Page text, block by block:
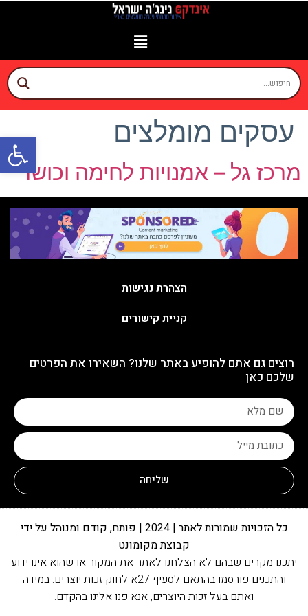
עסקים מומלצים
מרכז גל – אמנויות לחימה וכושר
הצהרת נגישות
קניית קישורים
רוצים גם אתם להופיע באתר שלנו? השאירו את הפרטים
שלכם כאן
שליחה
כל הזכויות שמורות לאתר | 2024 | פותח, קודם ומנוהל על ידי
קבוצת מקומונט
יתכנו מקרים שבהם לא הצלחנו לאתר את המקור או שהוא אינו ידוע
והתכנים פורסמו בהתאם לסעיף 27א לחוק זכות יוצרים. במידה
ואתם בעל זכות היוצרים, אנא פנו אלינו בהקדם.